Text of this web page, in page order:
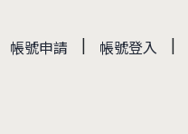
帳號申請 | 帳號登入 |